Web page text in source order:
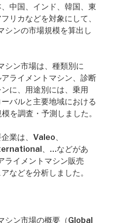
中国、インド、韓国、東
リカなどを対象にして、
シンの市場規模を算出し
シン市場は、種類別に
ライメントマシン、診断
に、用途別には、乗用
バルと主要地域における
を調査・予測しました。
業は、Valeo、
、…などがあ
ライメントマシン販売
などを分析しました。
シン市場の概要（Global